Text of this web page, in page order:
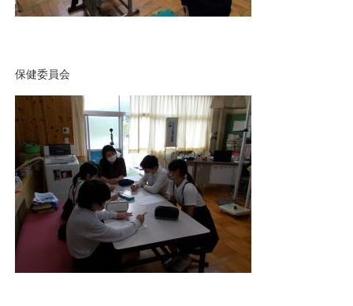
保健委員会